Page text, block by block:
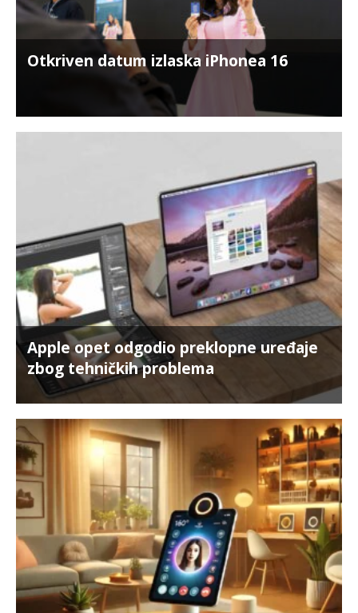
Otkriven datum izlaska iPhonea 16
Apple opet odgodio preklopne uređaje
zbog tehničkih problema